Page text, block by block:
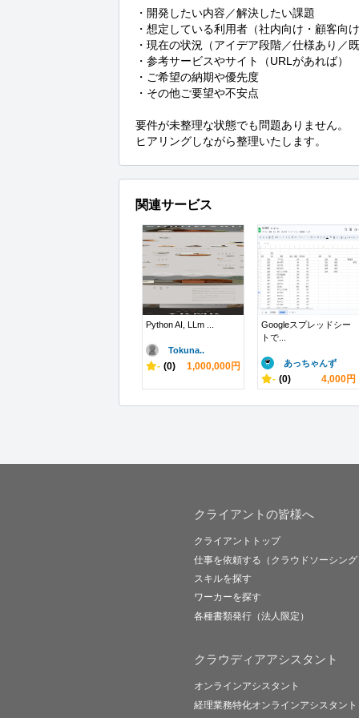
・開発したい内容／解決したい課題
・想定している利用者（社内向け・顧客向
・現在の状況（アイデア段階／仕様あり／
・参考サービスやサイト（URLがあれば）
・ご希望の納期や優先度
・その他ご要望や不安点
要件が未整理な状態でも問題ありません。
ヒアリングしながら整理いたします。
関連サービス
Python AI, LLm ...
Tokuna..
- (0) 1,000,000円
Googleスプレッドシー
トで...
あっちゃんず
- (0) 4,000円
クライアントの皆様へ
クライアントトップ
仕事を依頼する（クラウドソーシン
スキルを探す
ワーカーを探す
各種書類発行（法人限定）
クラウディアアシスタント
オンラインアシスタント
経理業務特化オンラインアシスタント